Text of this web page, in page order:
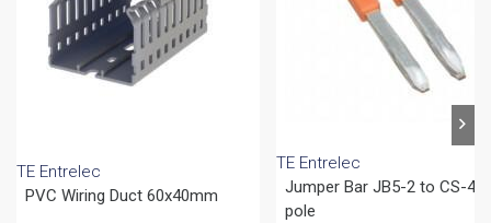
TE Entrelec
PVC Wiring Duct 60x40mm
TE Entrelec
Jumper Bar JB5-2 to CS-4 2
pole